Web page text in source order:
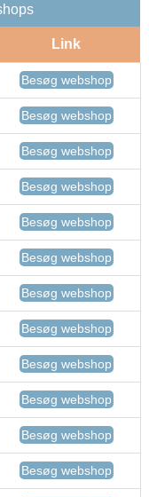
Link
Besøg webshop
Besøg webshop
Besøg webshop
Besøg webshop
Besøg webshop
Besøg webshop
Besøg webshop
Besøg webshop
Besøg webshop
Besøg webshop
Besøg webshop
Besøg webshop